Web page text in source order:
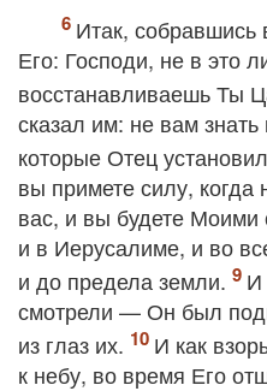
Итак,
Его: Господи, не в это
восстанавливаешь Ты
сказал им: не вам
которые Отец
вы примете силу, когда
вас, и вы будете Моими
и в Иерусалиме, и во
и до предела земли.
И
смотрели — Он был
из глаз их.
И как
к небу, во время Его